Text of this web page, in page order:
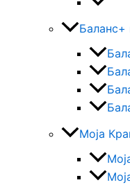
Баланс+
Моја